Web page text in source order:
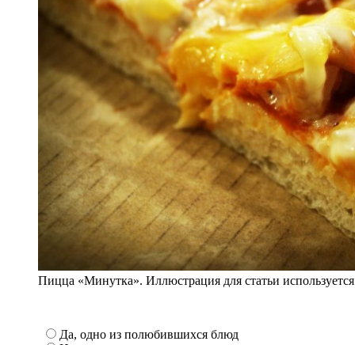
Пицца «Минутка». Иллюстрация для статьи
Да, одно из полюбившихся блюд